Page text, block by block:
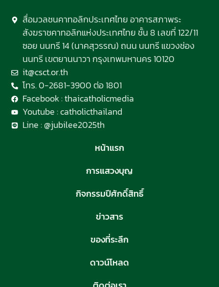
สื่อมวลชนคาทอลิกประเทศไทย อาคารสภาพระ
สังฆราชคาทอลิกแห่งประเทศไทย ชั้น 8 เลขที่ 122/11
ซอย นนทรี 14 (นาคสุวรรณ) ถนน นนทรี แขวงช่อง
นนทรี เขตยานนาวา กรุงเทพมหานคร 10120
it@csct.or.th
โทร. 0-2681-3900 ต่อ 1801
Facebook : thaicatholicmedia
Youtube : catholicthailand
Line : @jubilee2025th
หน้าแรก
การแสวงบุญ
กิจกรรมปีศักดิ์สิทธิ์
ข่าวสาร
ของที่ระลึก
ดาวน์โหลด